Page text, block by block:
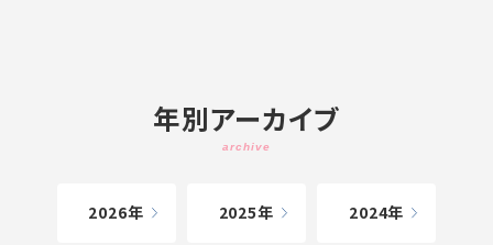
年別アーカイブ
2026 2025 2024